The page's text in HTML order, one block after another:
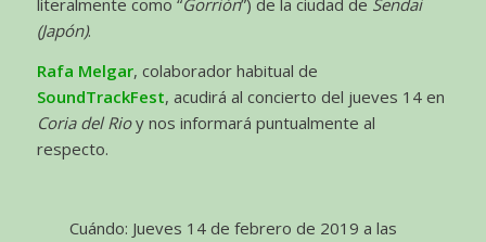
literalmente como “Gorrión”) de la ciudad de Sendai
(Japón).
Rafa Melgar, colaborador habitual de
SoundTrackFest, acudirá al concierto del jueves 14 en
Coria del Rioy nos informará puntualmente al
respecto.
Cuándo: Jueves 14 de febrero de 2019 a las